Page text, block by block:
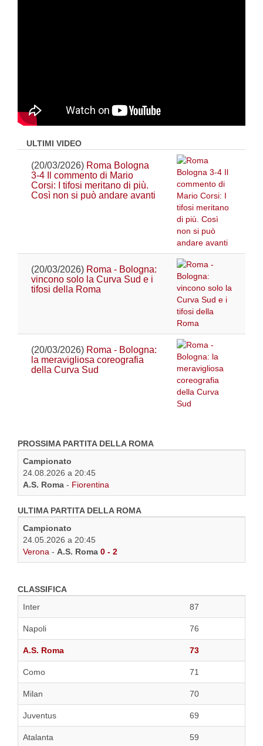
ULTIMI VIDEO
(20/03/2026) Roma Bologna
3-4 Il commento di Mario
Corsi: I tifosi meritano di più.
Così non si può andare avanti
(20/03/2026) Roma - Bologna:
vincono solo la Curva Sud e i
tifosi della Roma
(20/03/2026) Roma - Bologna:
la meravigliosa coreografia
della Curva Sud
PROSSIMA PARTITA DELLA ROMA
Campionato
24.08.2026 a 20:45
A.S. Roma - Fiorentina
ULTIMA PARTITA DELLA ROMA
Campionato
24.05.2026 a 20:45
Verona - A.S. Roma 0 - 2
CLASSIFICA
Inter
87
Napoli 76
A.S. Roma 73
Como 71
Milan 70
Juventus 69
Atalanta 59